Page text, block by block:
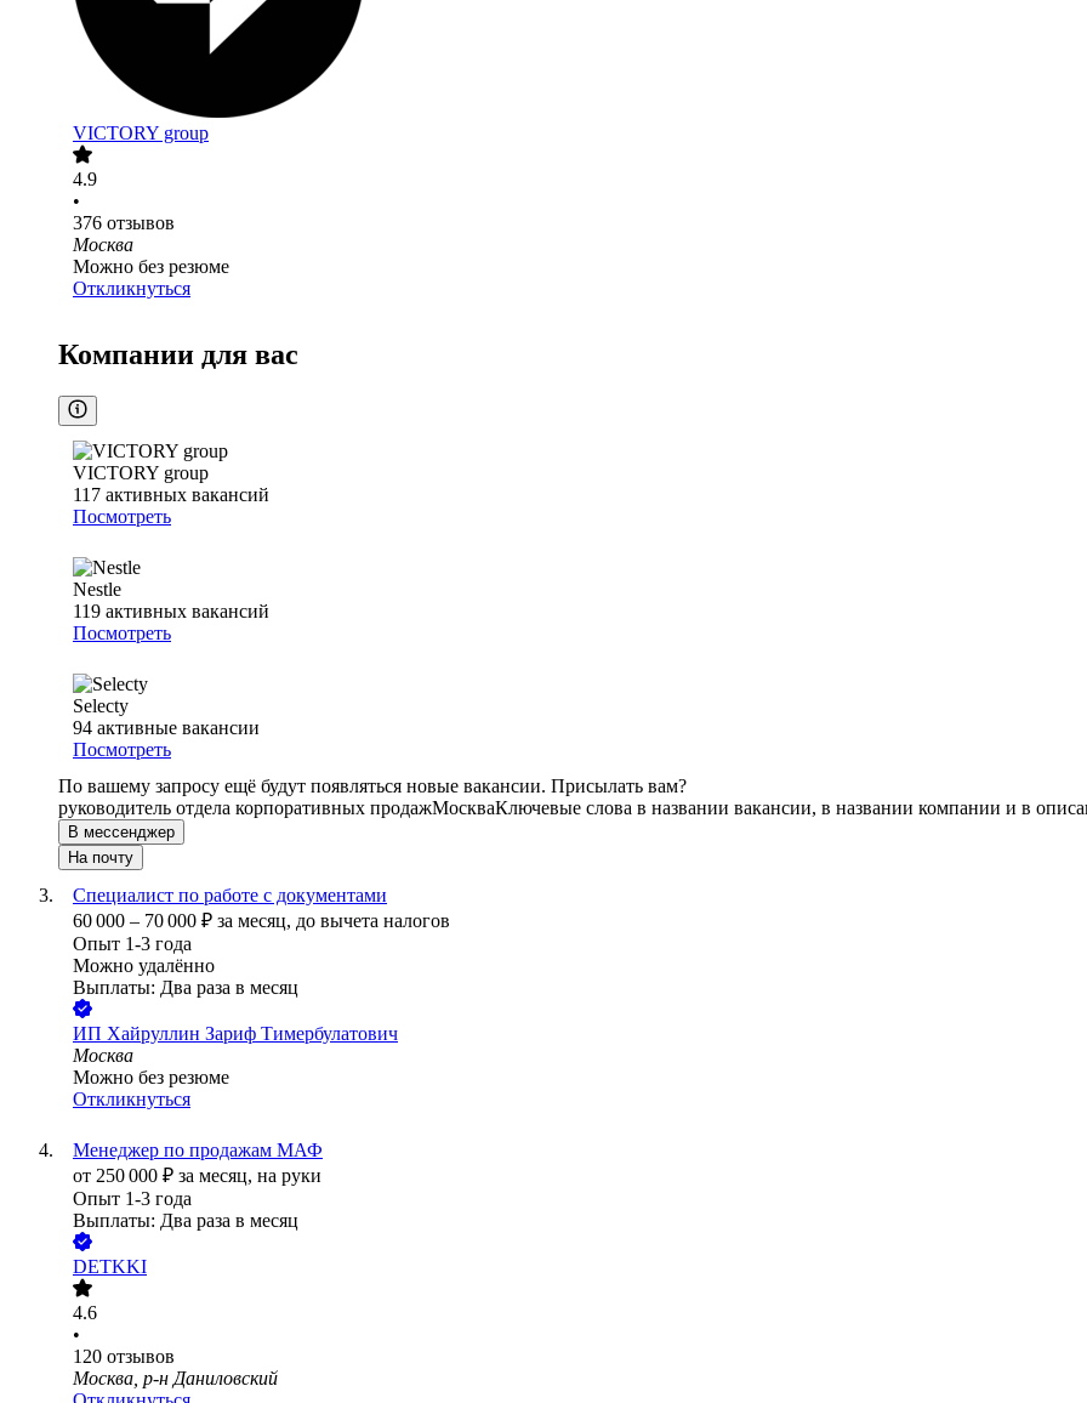
VICTORY group
4.9
•
376 отзывов
Москва
Можно без резюме
Откликнуться
Компании для вас
VICTORY group
117 активных вакансий
Посмотреть
Nestle
119 активных вакансий
Посмотреть
Selecty
94 активные вакансии
Посмотреть
По вашему запросу ещё будут появляться новые вакансии. Присылать вам?
руководитель отдела корпоративных продажМоскваКлючевые слова в названии вакансии, в названии компании и в
В мессенджер
На почту
Специалист по работе с документами
60 000 – 70 000 ₽ за месяц, до вычета налогов
Опыт 1-3 года
Можно удалённо
Выплаты: Два раза в месяц
ИП Хайруллин Зариф Тимербулатович
Москва
Можно без резюме
Откликнуться
Менеджер по продажам МАФ
от 250 000 ₽ за месяц, на руки
Опыт 1-3 года
Выплаты: Два раза в месяц
DETKKI
4.6
•
120 отзывов
Москва, р-н Даниловский